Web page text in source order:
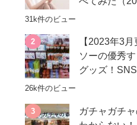
31k件のビュー
【2023年3
ソーの優秀
グッズ！
26k件のビュー
ガチャガチ